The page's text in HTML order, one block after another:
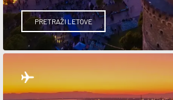
PRETRAŽI LETOVE